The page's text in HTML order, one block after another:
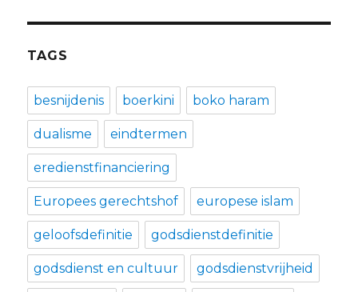
TAGS
besnijdenis boerkini boko haram
dualisme eindtermen
eredienstfinanciering
Europees gerechtshof europese islam
geloofsdefinitie godsdienstdefinitie
godsdienst en cultuur godsdienstvrijheid